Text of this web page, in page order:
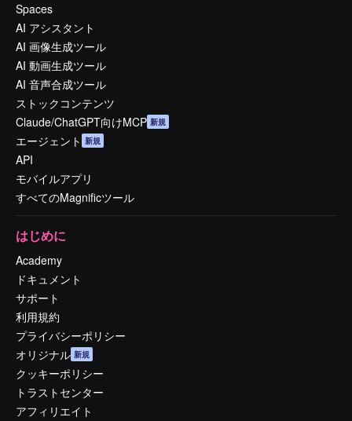
Spaces
AI アシスタント
AI 画像生成ツール
AI 動画生成ツール
AI 音声合成ツール
ストックコンテンツ
Claude/ChatGPT向けMCP 新規
エージェント 新規
API
モバイルアプリ
すべてのMagnificツール
はじめに
Academy
ドキュメント
サポート
利用規約
プライバシーポリシー
オリジナル 新規
クッキーポリシー
トラストセンター
アフィリエイト